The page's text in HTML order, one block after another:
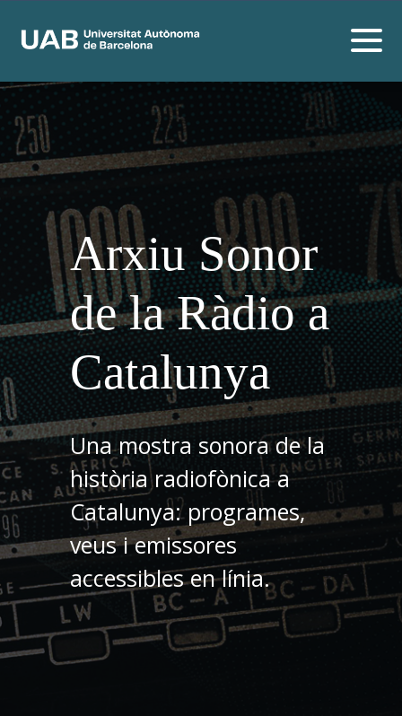
Arxiu Sonor
de la Ràdio a
Catalunya
Una mostra sonora de la
història radiofònica a
Catalunya: programes,
veus i emissores
accessibles en línia.